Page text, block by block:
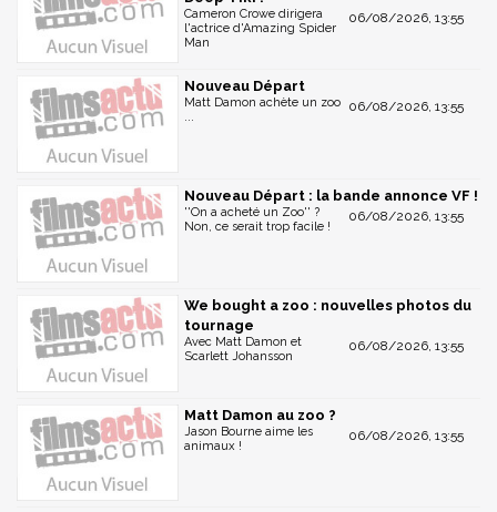
06/08/2026, 13:55
Cameron Crowe dirigera
l'actrice d'Amazing Spider
Man
Nouveau Départ
06/08/2026, 13:55
Matt Damon achète un zoo
...
Nouveau Départ : la bande annonce VF !
06/08/2026, 13:55
''On a acheté un Zoo'' ?
Non, ce serait trop facile !
We bought a zoo : nouvelles photos du
tournage
06/08/2026, 13:55
Avec Matt Damon et
Scarlett Johansson
Matt Damon au zoo ?
06/08/2026, 13:55
Jason Bourne aime les
animaux !